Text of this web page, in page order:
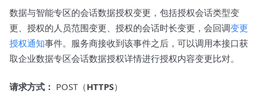
数据与智能专区的会话数据授权变更，包括授权会话类型变
更、授权的人员范围变更、授权的会话时长变更，会回调变更
授权通知事件。服务商接收到该事件之后，可以调用本接口获
取企业数据专区会话数据授权详情进行授权内容变更比对。
请求方式： POST（HTTPS）